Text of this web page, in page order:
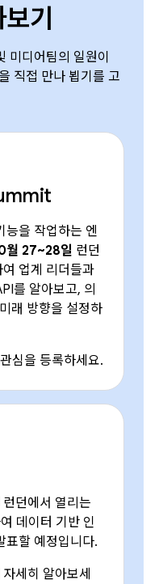
기
미디어팀의 일원이
직접 만나 뵙기를 고
능을 작업하는 엔
월 27~28일 런던
업계 리더들과
를 알아보고, 의
래 방향을 설정하
심을 등록하세요.
런던에서 열리는
데이터 기반 인
표할 예정입니다.
세히 알아보세